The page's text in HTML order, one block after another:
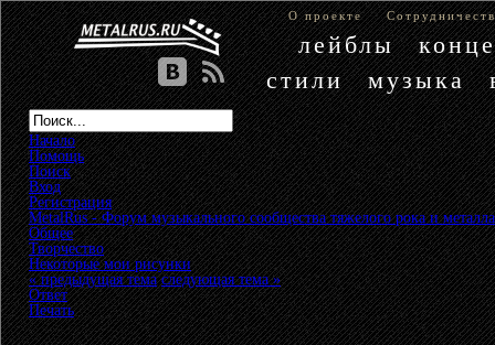
О проекте
лейблы
стили
музыка
Начало
Помощь
Поиск
Вход
Регистрация
MetalRus - Форум музыкального сообщества тяжелого рока и металла
Общее»
Творчество»
Некоторые мои рисунки
« предыдущая тема следующая тема »
Ответ
Печать